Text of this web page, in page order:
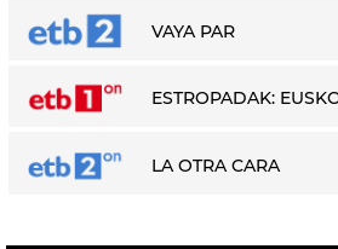
VAYA PAR
ESTROPADAK:
LA OTRA CARA